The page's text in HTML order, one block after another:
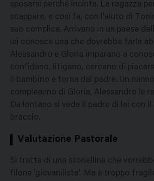
sposarsi perché incinta. La ragazza
scappare, e così fa, con l'aiuto di
suo complice. Arrivano in un paese
lei conosce una che dovrebbe farla
Alessandro e Gloria imparano a
confidano, litigano, cercano di
il bambino e torna dal padre. Un
compleanno di Gloria, Alessandro le
Da lontano si vede il padre di lei con il
braccio.
Valutazione Pastorale
Si tratta di una storiellina che
filone 'giovanilista'. Ma è troppo